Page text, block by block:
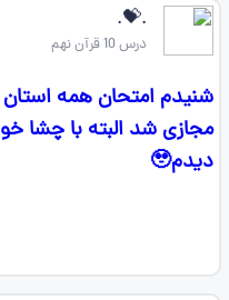
.💝.
درس 10 قرآن نهم
شنیدم امتحان همه
مجازی شد البته با چشا
دیدم🥹